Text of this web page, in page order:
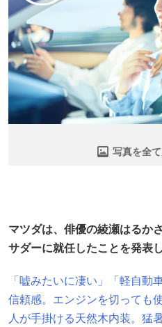
写真を全て
マツダは、俳優の綾瀬はるか
サダーに就任したことを発表し
「嘘みたいに凄い」「軽自動
信頼感。エンジンを切っても
人が手掛ける天然木内装。猛